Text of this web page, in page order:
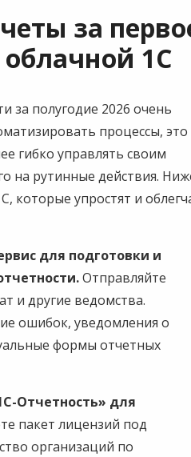
за
1С
за полугодие 2026 очень
процессы, это
гибко управлять своим
на рутинные действия.
которые упростят и
для подготовки и
Отправляйте
и другие ведомства.
ошибок, уведомления о
формы отчетных
Отчетность» для
пакет лицензий под
организаций по